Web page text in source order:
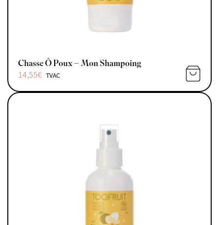
Chasse Ô Poux – Mon Shampoing
14,55€ TVAC